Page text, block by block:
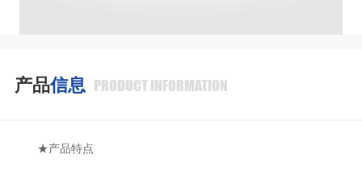
产品信息 PRODUCT INFORMATION
★产品特点